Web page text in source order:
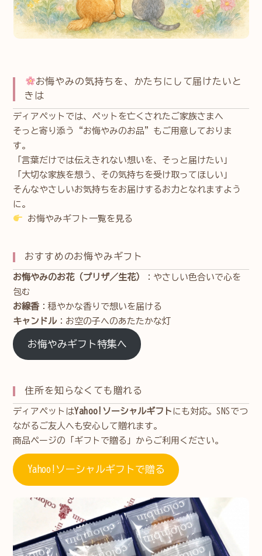
お悔やみの気持ちを、かたちにして届けたいと
きは
ディアペットでは、ペットを亡くされたご家族さまへ
そっと寄り添う“お悔やみのお品”もご用意しておりま
す。
「言葉だけでは伝えきれない想いを、そっと届けたい」
「大切な家族を想う、その気持ちを受け取ってほしい」
そんなやさしいお気持ちをお届けするお力となれますよう
に。
お悔やみギフト一覧を見る
おすすめのお悔やみギフト
お悔やみのお花（プリザ／生花）
：やさしい色合いで心を
包む
お線香 ：穏やかな香りで想いを届ける
キャンドル：お空の子へのあたたかな灯
お悔やみギフト特集へ
住所を知らなくても贈れる
ディアペットはYahoo!ソーシャルギフト にも対応。SNSでつ
ながるご友人へも安心して贈れます。
商品ページの「ギフトで贈る」からご利用ください。
Yahoo!ソーシャルギフトで贈る